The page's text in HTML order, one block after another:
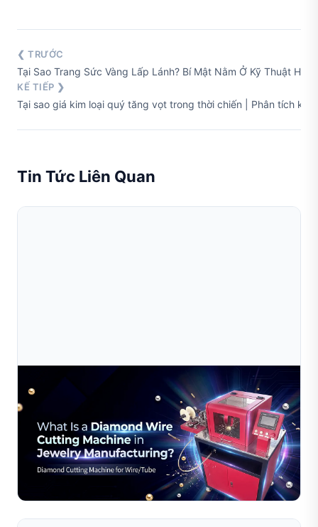
❮ TRƯỚC
Tại Sao Trang Sức Vàng Lấp Lánh? Bí Mật Nằm Ở Kỹ Thuật
KẾ TIẾP ❯
Tại sao giá kim loại quý tăng vọt trong thời chiến | Phân tích
Tin Tức Liên Quan
Jul 10, 2026
Máy Cắt Dây Kim Cương Trong Sản Xuất Trang
Sức Là Gì?
Khám phá cách máy cắt dây kim cương giúp nâng cao độ
chính xác, hiệu suất và chất lượng trong quy trình sản
xuất trang sức. Tìm hiểu về các tính năng, vật liệu,...
Đọc toàn bộ bài viết